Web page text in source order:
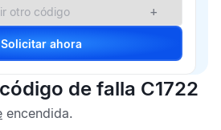
+
Solicitar ahora
de falla C1722
encendida.